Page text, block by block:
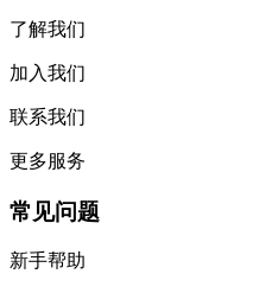
了解我们
加入我们
联系我们
更多服务
常见问题
新手帮助